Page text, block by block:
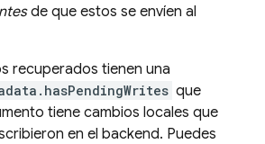
de que estos se envíen al
recuperados tienen una
que
tiene cambios locales que
en el backend. Puedes